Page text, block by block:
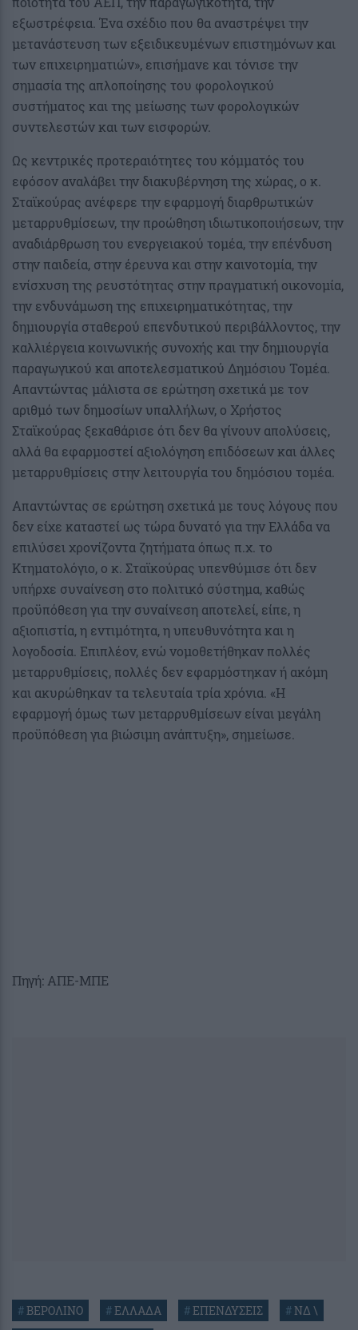
εξωστρέφεια. Ένα σχέδιο που θα αναστρέψει την
μετανάστευση των εξειδικευμένων επιστημόνων και
των επιχειρηματιών», επισήμανε και τόνισε την
σημασία της απλοποίησης του φορολογικού
συστήματος και της μείωσης των φορολογικών
συντελεστών και των εισφορών.
Ως κεντρικές προτεραιότητες του κόμματός του
εφόσον αναλάβει την διακυβέρνηση της χώρας, ο κ.
Σταϊκούρας ανέφερε την εφαρμογή διαρθρωτικών
μεταρρυθμίσεων, την προώθηση ιδιωτικοποιήσεων, την
αναδιάρθρωση του ενεργειακού τομέα, την επένδυση
στην παιδεία, στην έρευνα και στην καινοτομία, την
ενίσχυση της ρευστότητας στην πραγματική οικονομία,
την ενδυνάμωση της επιχειρηματικότητας, την
δημιουργία σταθερού επενδυτικού περιβάλλοντος, την
καλλιέργεια κοινωνικής συνοχής και την δημιουργία
παραγωγικού και αποτελεσματικού Δημόσιου Τομέα.
Απαντώντας μάλιστα σε ερώτηση σχετικά με τον
αριθμό των δημοσίων υπαλλήλων, ο Χρήστος
Σταϊκούρας ξεκαθάρισε ότι δεν θα γίνουν απολύσεις,
αλλά θα εφαρμοστεί αξιολόγηση επιδόσεων και άλλες
μεταρρυθμίσεις στην λειτουργία του δημόσιου τομέα.
Απαντώντας σε ερώτηση σχετικά με τους λόγους που
δεν είχε καταστεί ως τώρα δυνατό για την Ελλάδα να
επιλύσει χρονίζοντα ζητήματα όπως π.χ. το
Κτηματολόγιο, ο κ. Σταϊκούρας υπενθύμισε ότι δεν
υπήρχε συναίνεση στο πολιτικό σύστημα, καθώς
προϋπόθεση για την συναίνεση αποτελεί, είπε, η
αξιοπιστία, η εντιμότητα, η υπευθυνότητα και η
λογοδοσία. Επιπλέον, ενώ νομοθετήθηκαν πολλές
μεταρρυθμίσεις, πολλές δεν εφαρμόστηκαν ή ακόμη
και ακυρώθηκαν τα τελευταία τρία χρόνια. «Η
εφαρμογή όμως των μεταρρυθμίσεων είναι μεγάλη
προϋπόθεση για βιώσιμη ανάπτυξη», σημείωσε.
Πηγή: ΑΠΕ-ΜΠΕ
#ΒΕΡΟΛΙΝΟ #ΕΛΛΑΔΑ #ΕΠΕΝΔΥΣΕΙΣ #ΝΔ \